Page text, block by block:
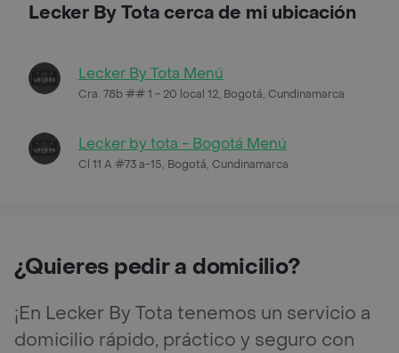
Lecker By Tota cerca de mi ubicación
Lecker By Tota Menú
Cra. 78b ## 1 - 20 local 12, Bogotá, Cundinamarca
Lecker by tota - Bogotá Menú
Cl 11 A #73 a-15, Bogotá, Cundinamarca
¿Quieres pedir a domicilio?
¡En Lecker By Tota tenemos un servicio a
domicilio rápido, práctico y seguro con